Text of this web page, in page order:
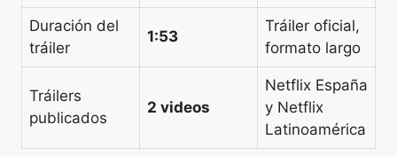
Duración del
tráiler
1:53
Tráiler oficial,
formato largo
Tráilers
publicados
2 videos
Netflix España
y Netflix
Latinoamérica